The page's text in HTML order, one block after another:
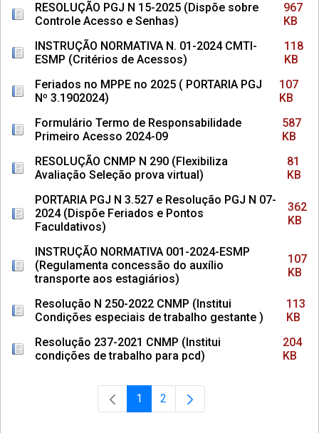
RESOLUÇÃO PGJ N 15-2025 (Dispõe sobre
Controle Acesso e Senhas)
967
KB
INSTRUÇÃO NORMATIVA N. 01-2024 CMTI-
ESMP (Critérios de Acessos)
118
KB
Feriados no MPPE no 2025 ( PORTARIA PGJ
Nº 3.1902024)
107
KB
Formulário Termo de Responsabilidade
Primeiro Acesso 2024-09
587
KB
RESOLUÇÃO CNMP N 290 (Flexibiliza
Avaliação Seleção prova virtual)
81
KB
PORTARIA PGJ N 3.527 e Resolução PGJ N 07-
2024 (Dispõe Feriados e Pontos
Faculdativos)
362
KB
INSTRUÇÃO NORMATIVA 001-2024-ESMP
(Regulamenta concessão do auxílio
transporte aos estagiários)
107
KB
Resolução N 250-2022 CNMP (Institui
Condições especiais de trabalho gestante )
113
KB
Resolução 237-2021 CNMP (Institui
condições de trabalho para pcd)
204
KB
Página
1 Página
2